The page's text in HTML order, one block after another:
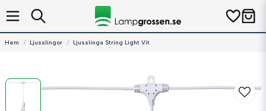
Hem Ljusslingor Ljusslinga String Light Vit